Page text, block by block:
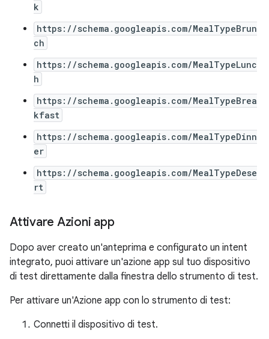
k
https://schema.googleapis.com/MealTypeBrun
ch
https://schema.googleapis.com/MealTypeLunc
h
https://schema.googleapis.com/MealTypeBrea
kfast
https://schema.googleapis.com/MealTypeDinn
er
https://schema.googleapis.com/MealTypeDese
rt
Attivare Azioni app
Dopo aver creato un'anteprima e configurato un intent
integrato, puoi attivare un'azione app sul tuo dispositivo
di test direttamente dalla finestra dello strumento di test.
Per attivare un'Azione app con lo strumento di test:
Connetti il dispositivo di test.